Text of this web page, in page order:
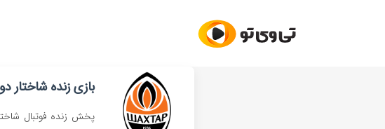
بازی زنده شاختار
پخش زنده فوتبال